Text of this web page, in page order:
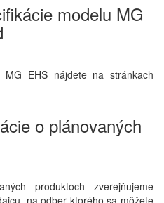
modelu MG
EHS nájdete na stránkach
o plánovaných
produktoch zverejňujeme
na odber ktorého sa môžete